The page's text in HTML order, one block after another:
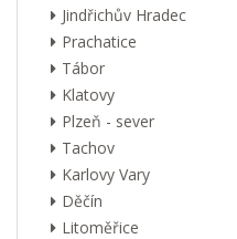
Jindřichův Hradec
Prachatice
Tábor
Klatovy
Plzeň - sever
Tachov
Karlovy Vary
Děčín
Litoměřice